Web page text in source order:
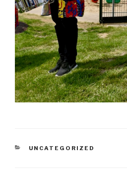
CATEGORIEËN
UNCATEGORIZED